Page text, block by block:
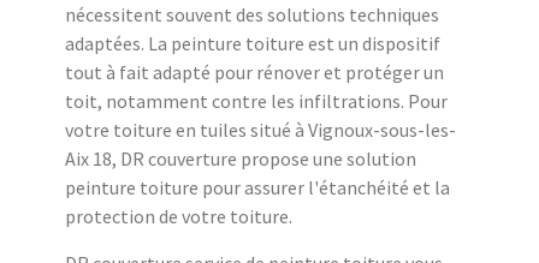
nécessitent souvent des solutions techniques
adaptées. La peinture toiture est un dispositif
tout à fait adapté pour rénover et protéger un
toit, notamment contre les infiltrations. Pour
votre toiture en tuiles situé à Vignoux-sous-les-
Aix 18, DR couverture propose une solution
peinture toiture pour assurer l'étanchéité et la
protection de votre toiture.